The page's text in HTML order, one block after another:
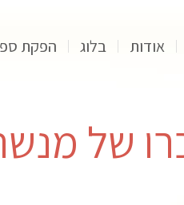
אודות בלוג הפקת
של